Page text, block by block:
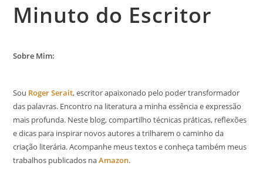
Minuto do Escritor
Sobre Mim:
Sou Roger Serait, escritor apaixonado pelo poder transformador
das palavras. Encontro na literatura a minha essência e expressão
mais profunda. Neste blog, compartilho técnicas práticas, reflexões
e dicas para inspirar novos autores a trilharem o caminho da
criação literária. Acompanhe meus textos e conheça também meus
trabalhos publicados naAmazon.